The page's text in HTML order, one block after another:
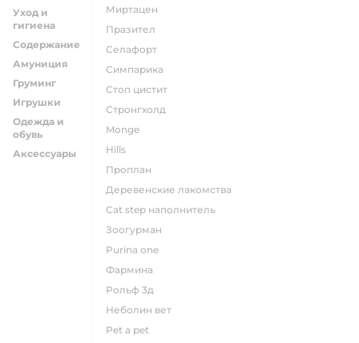
Уход и
гигиена
Содержание
Амуниция
Груминг
Игрушки
Одежда и
обувь
Аксессуары
миртацен
празител
селафорт
симпарика
стоп цистит
стронгхолд
monge
hills
проплан
деревенские лакомства
cat step наполнитель
зоогурман
purina one
фармина
рольф 3д
неболин вет
pet a pet